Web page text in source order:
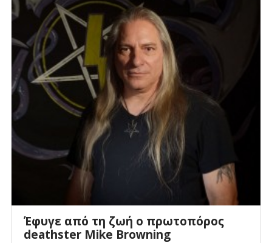
Έφυγε από τη ζωή ο πρωτοπόρος
deathster Mike Browning